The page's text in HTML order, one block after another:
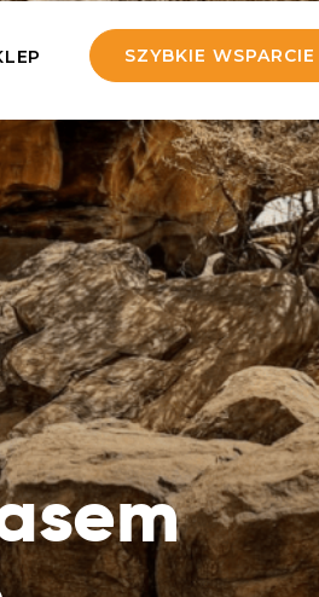
REGULARNIE
nam 5!
efektywnie, przekazując na
5 zł tygodniowo
Seniora
do rodziny Seniora, wspierając
finansowo i emocjonalnie
Aniołów
pracę konkretnego misjonarza
z nim kontakcie
dla Życia
dziecko cierpiące z powodu
SZYBKIE WSPARCIE